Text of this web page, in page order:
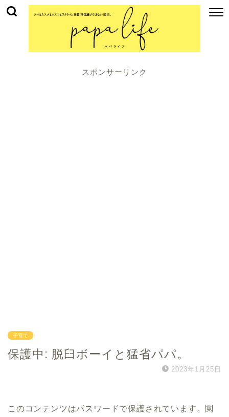
スポンサーリンク
子育て
保護中: 脱臼ボーイと猛省パパ。
2023年1月25日
このコンテンツはパスワードで保護されています。閲